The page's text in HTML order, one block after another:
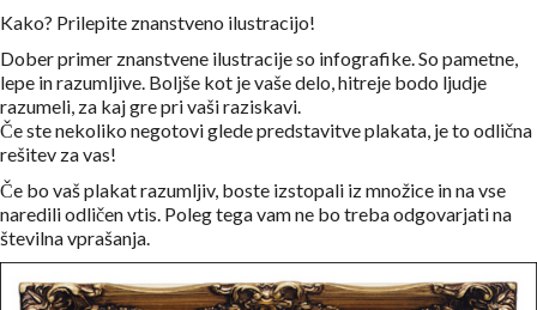
Kako? Prilepite znanstveno ilustracijo!
Dober primer znanstvene ilustracije so infografike. So pametne,
lepe in razumljive. Boljše kot je vaše delo, hitreje bodo ljudje
razumeli, za kaj gre pri vaši raziskavi.
Če ste nekoliko negotovi glede predstavitve plakata, je to odlična
rešitev za vas!
Če bo vaš plakat razumljiv, boste izstopali iz množice in na vse
naredili odličen vtis. Poleg tega vam ne bo treba odgovarjati na
številna vprašanja.